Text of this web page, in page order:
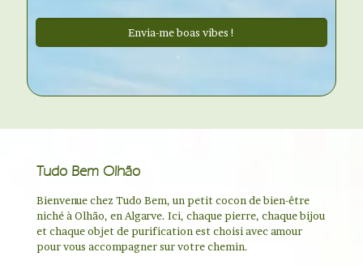
Tudo Bem Olhão
Bienvenue chez Tudo Bem, un petit cocon de bien-être
niché à Olhão, en Algarve. Ici, chaque pierre, chaque bijou
et chaque objet de purification est choisi avec amour
pour vous accompagner sur votre chemin.